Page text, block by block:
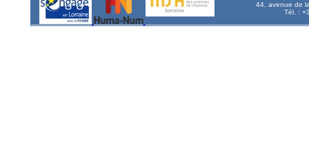
44, avenue de
Tél. :